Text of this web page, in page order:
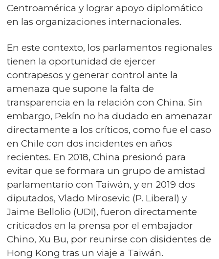
Centroamérica y lograr apoyo diplomático
en las organizaciones internacionales.
En este contexto, los parlamentos regionales
tienen la oportunidad de ejercer
contrapesos y generar control ante la
amenaza que supone la falta de
transparencia en la relación con China. Sin
embargo, Pekín no ha dudado en amenazar
directamente a los críticos, como fue el caso
en Chile con dos incidentes en años
recientes. En 2018, China presionó para
evitar que se formara un grupo de amistad
parlamentario con Taiwán, y en 2019 dos
diputados, Vlado Mirosevic (P. Liberal) y
Jaime Bellolio (UDI), fueron directamente
criticados en la prensa por el embajador
Chino, Xu Bu, por reunirse con disidentes de
Hong Kong tras un viaje a Taiwán.